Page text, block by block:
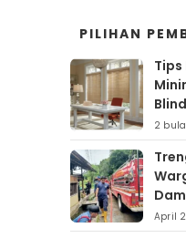
PILIHAN
2
April